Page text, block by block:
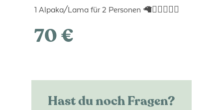
1 Alpaka/Lama für 2 Personen 🦙🚶‍♀️🚶🏻‍♂️
70 €
Hast du noch Fragen?